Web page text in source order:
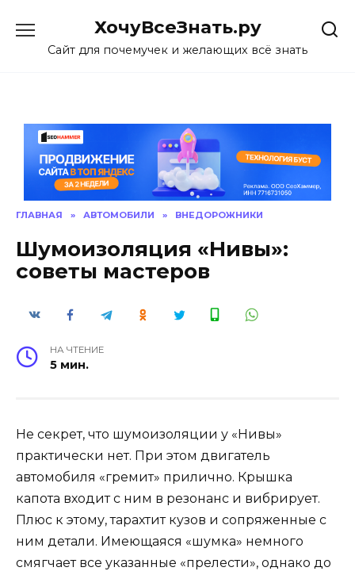
content
ХочуВсеЗнать.ру
Сайт для почемучек и желающих всё знать
ГЛАВНАЯ » АВТОМОБИЛИ » ВНЕДОРОЖНИКИ
Шумоизоляция «Нивы»:
советы мастеров
НА ЧТЕНИЕ
5 мин.
Не секрет, что шумоизоляции у «Нивы»
практически нет. При этом двигатель
автомобиля «гремит» прилично. Крышка
капота входит с ним в резонанс и вибрирует.
Плюс к этому, тарахтит кузов и сопряженные с
ним детали. Имеющаяся «шумка» немного
смягчает все указанные «прелести», однако до